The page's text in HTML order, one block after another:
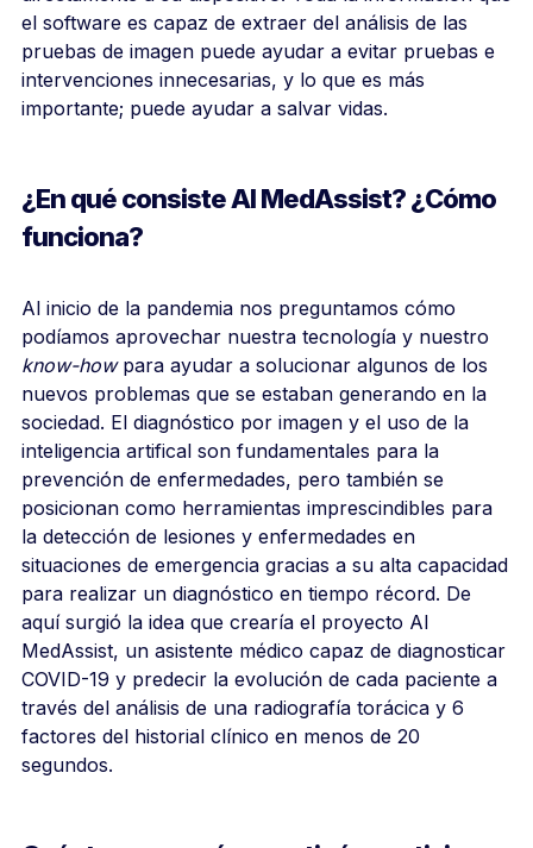
el software es capaz de extraer del análisis de las
pruebas de imagen puede ayudar a evitar pruebas e
intervenciones innecesarias, y lo que es más
importante; puede ayudar a salvar vidas.
¿En qué consiste AI MedAssist? ¿Cómo
funciona?
Al inicio de la pandemia nos preguntamos cómo
podíamos aprovechar nuestra tecnología y nuestro
know-howpara ayudar a solucionar algunos de los
nuevos problemas que se estaban generando en la
sociedad. El diagnóstico por imagen y el uso de la
inteligencia artifical son fundamentales para la
prevención de enfermedades, pero también se
posicionan como herramientas imprescindibles para
la detección de lesiones y enfermedades en
situaciones de emergencia gracias a su alta capacidad
para realizar un diagnóstico en tiempo récord. De
aquí surgió la idea que crearía el proyecto AI
MedAssist, un asistente médico capaz de diagnosticar
COVID-19 y predecir la evolución de cada paciente a
través del análisis de una radiografía torácica y 6
factores del historial clínico en menos de 20
segundos.